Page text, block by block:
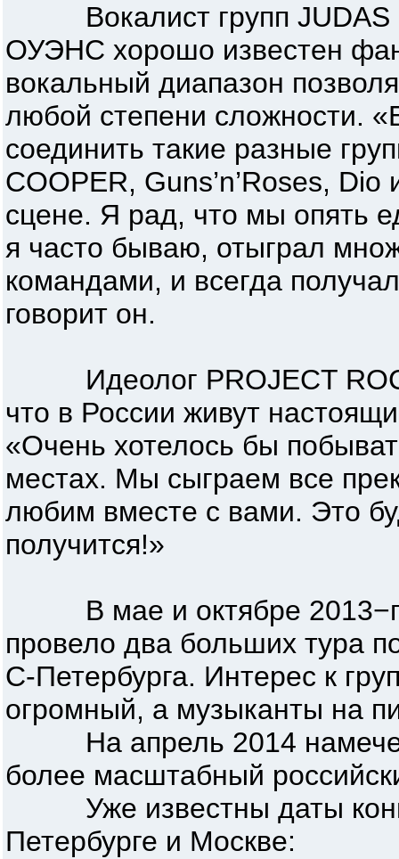
Вокалист групп JUDAS
ОУЭНС хорошо известен
вокальный диапазон
любой степени сложности.
соединить такие разные
COOPER, Guns’n’Roses,
сцене. Я рад, что мы опять
я часто бываю, отыграл
командами, и всегда
говорит он.
Идеолог PROJECT
что в России живут
«Очень хотелось бы
местах. Мы сыграем все
любим вместе с вами. Это
получится!»
В мае и октябре 2013−го
провело два больших тура
С-Петербурга. Интерес к
огромный, а музыканты на
На апрель 2014 намечен
более масштабный
Уже известны даты
Петербурге и Москве: